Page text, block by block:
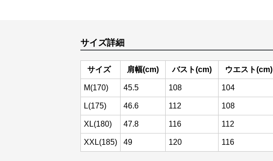
サイズ詳細
サイズ 肩幅(cm) バスト(cm) ウエスト(cm)
M(170) 45.5 108 104
L(175) 46.6 112 108
XL(180) 47.8 116 112
XXL(185) 49 120 116